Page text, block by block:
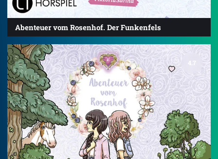
Abenteuer vom Rosenhof. Der Funkenfels
4.7